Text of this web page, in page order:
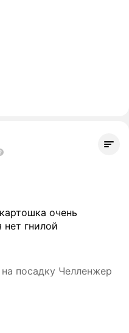
очень
гнилой
посадку Челленжер